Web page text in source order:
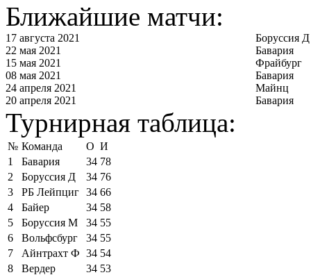
Ближайшие матчи:
17 августа 2021
Боруссия Д
22 мая 2021
Бавария
15 мая 2021
Фрайбург
08 мая 2021
Бавария
24 апреля 2021
Майнц
20 апреля 2021
Бавария
Турнирная таблица:
№ Команда О И
1
Бавария 34 78
2
Боруссия Д 34 76
3
РБ Лейпциг 34 66
4
Байер 34 58
5
Боруссия М 34 55
6
Вольфсбург 34 55
7
Айнтрахт Ф 34 54
8
Вердер 34 53